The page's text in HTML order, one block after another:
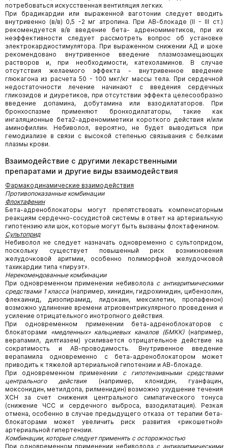
потребоваться искусственная вентиляция легких.
При брадикардии или выраженной ваготонии следует вводить
внутривенно (в/в) 0,5 -2 мг атропина. При АВ-блокаде (II - III ст.)
рекомендуется в/в введение бета- адреномиметиков, при их
неэффективности следует рассмотреть вопрос об установке
электрокардиостимулятора. При выраженном снижении АД и шоке
рекомендовано внутривенное введение плазмозамещающих
растворов и, при необходимости, катехоламинов. В случае
отсутствия желаемого эффекта - внутривенное введение
глюкагона из расчета 50 - 100 мкг/кг массы тела. При сердечной
недостаточности лечение начинают с введения сердечных
гликозидов и диуретиков, при отсутствии эффекта целесообразно
введение допамина, добутамина или вазодилататоров. При
бронхоспазме применяют бронходилататоры, такие как
ингаляционные бета2-адреномиметики короткого действия и/или
аминофиллин. Небиволол, вероятно, не будет выводиться при
гемодиализе в связи с высокой степенью связывания с белками
плазмы крови.
Взаимодействие с другими лекарственными
препаратами и другие виды взаимодействия
Фармакодинамические взаимодействия
Противопоказанные комбинации
Флоктафенин
Бета-адреноблокаторы могут препятствовать компенсаторным
реакциям сердечно-сосудистой системы в ответ на артериальную
гипотензию или шок, которые могут быть вызваны флоктафенином.
Сультоприд
Небиволол не следует назначать одновременно с сультопридом,
поскольку существует повышенный риск возникновения
желудочковой аритмии, особенно полиморфной желудочковой
тахикардии типа «пируэт».
Нерекомендованные комбинации
При одновременном применении небиволола с антиаритмическими
средствами 1 класса (например, хинидин, гидрохинидин, цибензолин,
флекаинид, дизопирамид, лидокаин, мексилетин, пропафенон)
возможно удлинение времени атриовентрикулярного проведения и
усиление отрицательного инотропного действия.
При одновременном применении бета-адреноблокаторов с
блокаторами «медленных» кальциевых каналов (БМКК)(например,
верапамил, дилтиазем) усиливается отрицательное действие на
сократимость и АВ-проводимость. Внутривенное введение
верапамила одновременно с бета-адреноблокатором может
приводить к тяжелой артериальной гипотензии и АВ-блокаде.
При одновременном применении с гипотензивными средствами
центрального действия (например, клонидин, гуанфацин,
моксонидин, метилдопа, рилменидин) возможно ухудшение течения
ХСН за счет снижения центрального симпатического тонуса
(снижение ЧСС и сердечного выброса, вазодилатация). Резкая
отмена, особенно в случае предыдущего отказа от терапии бета-
блокаторами может увеличить риск развития «рикошетной»
артериальной гипертензии.
Комбинации, которые следует применять с осторожностью
При одновременном применении небиволола с антиаритмическими